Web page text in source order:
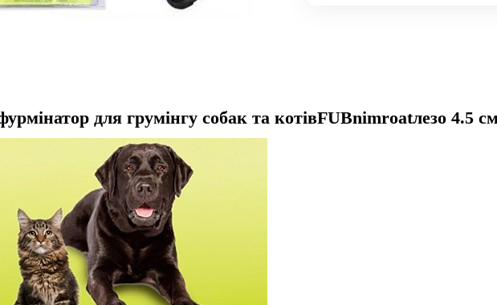
для грумінгу собак та котівFUBnimroatлезо 4.5